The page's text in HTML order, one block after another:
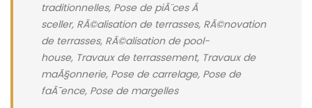
traditionnelles, Pose de piÃ¨ces Ã
sceller, RÃ©alisation de terrasses, RÃ©novation
de terrasses, RÃ©alisation de pool-
house, Travaux de terrassement, Travaux de
maÃ§onnerie, Pose de carrelage, Pose de
faÃ¯ence, Pose de margelles